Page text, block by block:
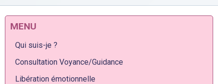
MENU
Qui suis-je ?
Consultation Voyance/Guidance
Libération émotionnelle